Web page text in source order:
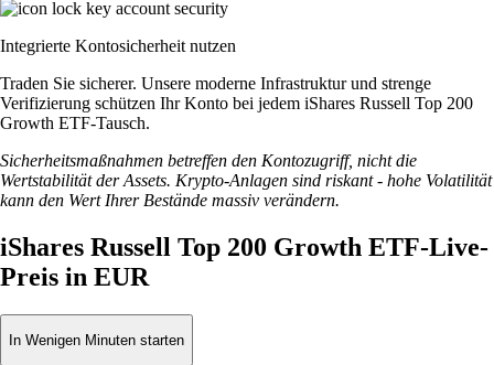
Integrierte Kontosicherheit nutzen
Traden Sie sicherer. Unsere moderne Infrastruktur und strenge
Verifizierung schützen Ihr Konto bei jedem iShares Russell Top 200
Growth ETF-Tausch.
Sicherheitsmaßnahmen betreffen den Kontozugriff, nicht die
Wertstabilität der Assets. Krypto-Anlagen sind riskant - hohe Volatilität
kann den Wert Ihrer Bestände massiv verändern.
iShares Russell Top 200 Growth ETF-Live-
Preis in EUR
In Wenigen Minuten starten